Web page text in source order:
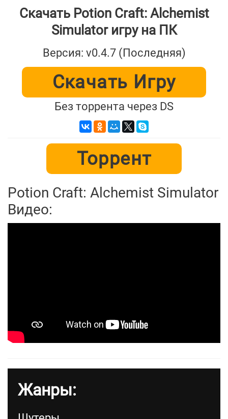
Скачать Potion Craft: Alchemist
Simulator игру на ПК
Версия: v0.4.7 (Последняя)
Скачать Игру
Без торрента через DS
Торрент
Potion Craft: Alchemist Simulator
Видео:
Жанры: